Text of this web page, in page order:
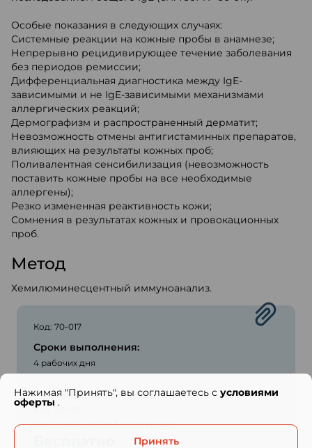
Особые показания в следующих случаях:
Системные реакции на кожные пробы в анамнезе;
Непрерывно рецидивирующее течение заболевания
без периодов ремиссии;
Дифференциальная диагностика между IgE-
зависимыми и не IgE-зависимыми механизмами
аллергических реакций;
Дермографизм и распространенный дерматит;
Невозможность отмены антигистаминных препаратов,
влияющих на результаты кожных проб;
Поливалентная сенсибилизация (невозможность
поставить кожные пробы на все необходимые
аллергены);
Резко измененная реактивность кожи;
Сомнения в результатах кожных и провокационных
проб.
Метод
Хемилюминесцентный иммуноанализ.
Код: 70-017
Сроки выполнения:
4 рабочих дня
Горох (Pisum sativum), IgE
Код: 70-017
Стоимость взятия биоматериала:
Нажимая "Принять", вы соглашаетесь с условиями
оферты .
Принять